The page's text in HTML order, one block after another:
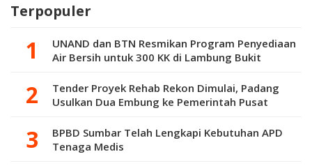
Terpopuler
UNAND dan BTN Resmikan Program Penyediaan
Air Bersih untuk 300 KK di Lambung Bukit
Tender Proyek Rehab Rekon Dimulai, Padang
Usulkan Dua Embung ke Pemerintah Pusat
BPBD Sumbar Telah Lengkapi Kebutuhan APD
Tenaga Medis